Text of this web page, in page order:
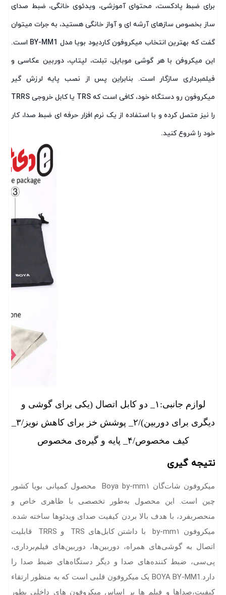
برای ضبط پادکست، محتوای آموزشی، ویدئوی خانگی، ضبط صدای
ساز بخصوص سازهای آرشه ای و آواز خانگی هستید، به جرات میتوان
گفت که بهترین انتخاب میکروفون کاردیود بویا مدل BY-MM1 است.
این میکروفن با هر گوشی موبایل، تبلت، لپتاپ، دوربین عکاسی و
فیلمبرداری سازگار است. بنابراین پس از نصب پایه لرزش گیر
میکروفون رو دستگاه خود، کافی است که TRS یا کابل خروجی TRRS
را نیز متصل کرده و با استفاده از یک نرم افزار حرفه ای ضبط صدا، کار
خود را شروع کنید.
لوازم جانبی:۱_ دو کابل اتصال (یکی برای گوشی و
کیف مخصوص/۴_ پایه و گیره‌ی مخصوص
نتیجه گیری
میکروفون شات‌گان Boya by-mm۱ محصول کمپانی بویا کشور
چین است. این محصول به‌طور تخصصی با ظاهری خاص و
منحصربفرد، با هدف بالا بردن کیفیت صدای ویدئوها ساخته شده.
میکروفون by-mm۱ با داشتن کابل‌های TRS و TRRS قابلیت
اتصال به گوشی‌های همراه، دوربین‌ها، دوربین‌های فیلم‌برداری،
پی‌سی، ضبط کننده‌های صدا و دیگر دستگاه‌های ضبط صدا را
دارد.BOYA BY-MM1 یک میکروفون قلبی است که به منظور ارتقاء
کیفیت،صداها و فیلم ها بر اساس میکروفون های داخلی بطور